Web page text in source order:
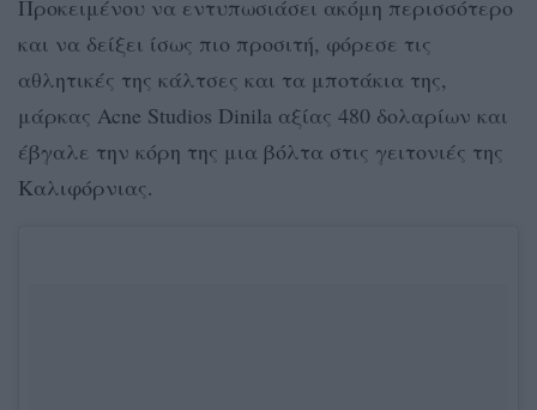
Προκειμένου να εντυπωσιάσει ακόμη περισσότερο
και να δείξει ίσως πιο προσιτή, φόρεσε τις
αθλητικές της κάλτσες και τα μποτάκια της,
μάρκας Acne Studios Dinila αξίας 480 δολαρίων και
έβγαλε την κόρη της μια βόλτα στις γειτονιές της
Καλιφόρνιας.